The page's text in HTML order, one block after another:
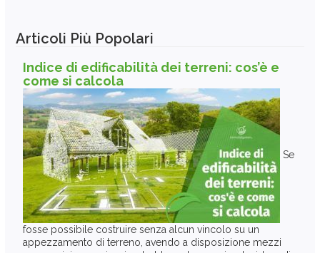
Articoli Più Popolari
Indice di edificabilità dei terreni: cos’è e
come si calcola
Se
fosse possibile costruire senza alcun vincolo su un
appezzamento di terreno, avendo a disposizione mezzi